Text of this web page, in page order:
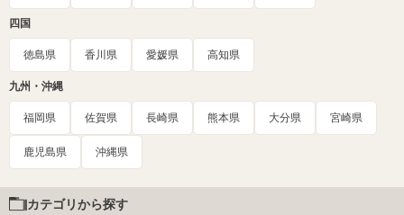
四国
徳島県 香川県 愛媛県 高知県
九州・沖縄
福岡県 佐賀県 長崎県 熊本県 大分県 宮崎県
鹿児島県 沖縄県
カテゴリから探す